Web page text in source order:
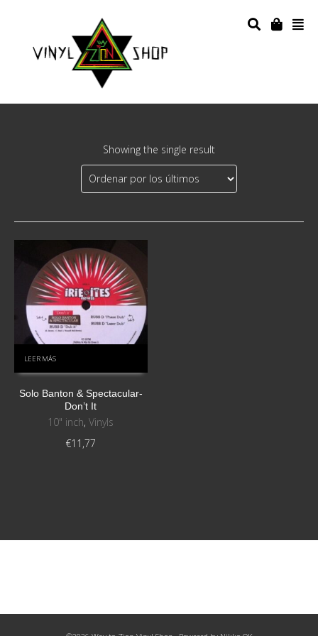
Showing the single result
LEER MÁS
Solo Banton & Spectacular-
Don’t It
10" inch,Vinyls
€11,77